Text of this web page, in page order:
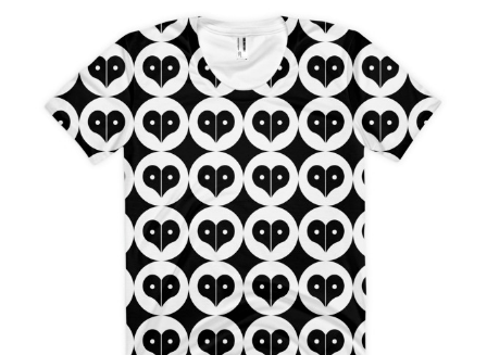
Varianten
auf.
Die
Optionen
können
auf
der
Produktseite
gewählt
werden